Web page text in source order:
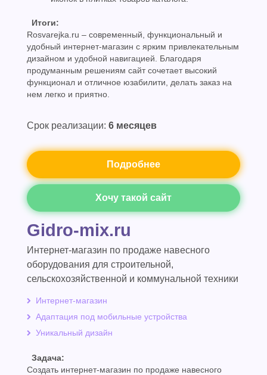
Итоги:
Rosvarejka.ru – современный, функциональный и
удобный интернет-магазин с ярким привлекательным
дизайном и удобной навигацией. Благодаря
продуманным решениям сайт сочетает высокий
функционал и отличное юзабилити, делать заказ на
нем легко и приятно.
Срок реализации: 6 месяцев
Подробнее
Хочу такой сайт
Gidro-mix.ru
Интернет-магазин по продаже навесного
оборудования для строительной,
сельскохозяйственной и коммунальной техники
Интернет-магазин
Адаптация под мобильные устройства
Уникальный дизайн
Задача:
Создать интернет-магазин по продаже навесного